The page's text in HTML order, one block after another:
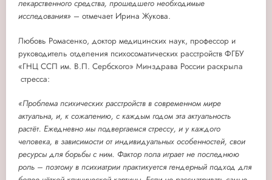
лекарственного средства, прошедшего необходимые
исследования» – отмечает Ирина Жукова.
Любовь Ромасенко, доктор медицинских наук, профессор и
руководитель отделения психосоматических расстройств ФГБУ
«ГНЦ ССП им. В.П. Сербского» Минздрава России раскрыла
стресса:
«Проблема психических расстройств в современном мире
актуальна, и, к сожалению, с каждым годом эта актуальность
растёт. Ежедневно мы подвергаемся стрессу, и у каждого
человека, в зависимости от индивидуальных особенностей, свои
ресурсы для борьбы с ним. Фактор пола играет не последнюю
роль – поэтому в психиатрии практикуется гендерный подход для